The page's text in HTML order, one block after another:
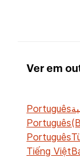
Ver em
Português
Português
Tiếng Việt